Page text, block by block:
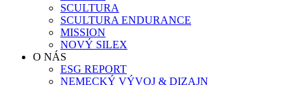
SCULTURA
SCULTURA ENDURANCE
MISSION
NOVÝ SILEX
O NÁS
ESG REPORT
NEMECKÝ VÝVOJ & DIZAJN